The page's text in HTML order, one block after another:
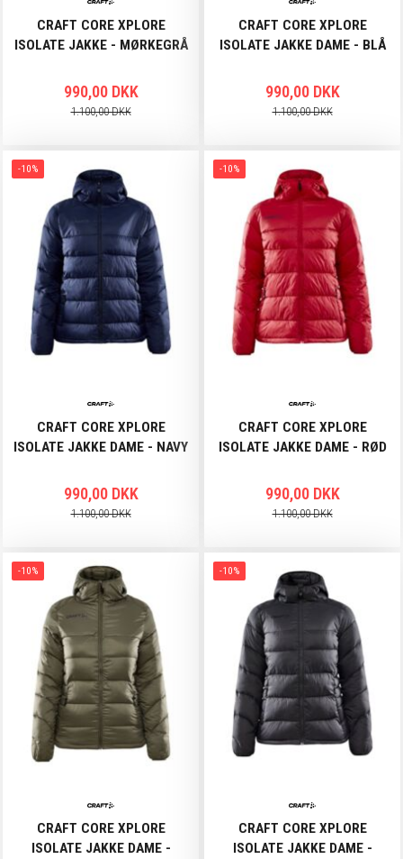
CRAFT CORE XPLORE
ISOLATE JAKKE - MØRKEGRÅ
990,00 DKK
1.100,00 DKK
CRAFT CORE XPLORE
ISOLATE JAKKE DAME - BLÅ
990,00 DKK
1.100,00 DKK
-10%
CRAFT CORE XPLORE
ISOLATE JAKKE DAME - NAVY
990,00 DKK
1.100,00 DKK
-10%
CRAFT CORE XPLORE
ISOLATE JAKKE DAME - RØD
990,00 DKK
1.100,00 DKK
-10%
CRAFT CORE XPLORE
ISOLATE JAKKE DAME -
-10%
CRAFT CORE XPLORE
ISOLATE JAKKE DAME -